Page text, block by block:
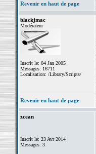
Revenir en haut de page
blackjmac
Modérateur
Inscrit le: 04 Jan 2005
Messages: 16711
Localisation: /Library/Scripts/
Revenir en haut de page
zcean
Inscrit le: 23 Avr 2014
Messages: 3